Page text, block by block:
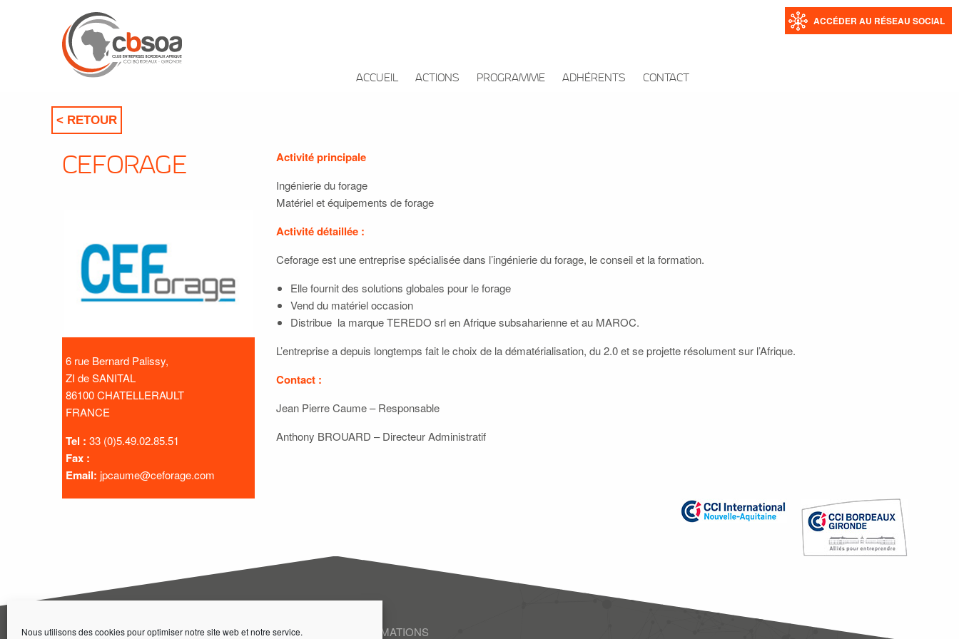
Nous utilisons des cookies pour optimiser notre site web et notre service.
ACCÉDER AU RÉSEAU SOCIAL
ACCUEIL ACTIONS PROGRAMME ADHÉRENTS CONTACT
< RETOUR
CEFORAGE
6 rue Bernard Palissy,
ZI de SANITAL
86100 CHATELLERAULT
FRANCE
Tel : 33 (0)5.49.02.85.51
Fax :
Email: jpcaume@ceforage.com
Activité principale
Ingénierie du forage
Matériel et équipements de forage
Activité détaillée :
Ceforage est une entreprise spécialisée dans l’ingénierie du forage, le conseil et la formation.
Elle fournit des solutions globales pour le forage
Vend du matériel occasion
Distribue la marque TEREDO srl en Afrique subsaharienne et au MAROC.
L’entreprise a depuis longtemps fait le choix de la dématérialisation, du 2.0 et se projette résolument sur l’Afrique.
Contact :
Jean Pierre Caume – Responsable
Anthony BROUARD – Directeur Administratif
ACTIONS
DEMANDE D'INFORMATIONS